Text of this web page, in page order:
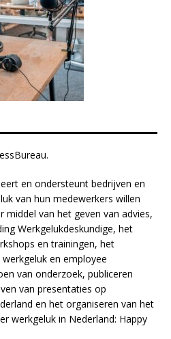
.
en ondersteunt bedrijven en
van hun medewerkers willen
van het geven van advies,
Werkgelukdeskundige, het
en trainingen, het
en employee
van onderzoek, publiceren
van presentaties op
en het organiseren van het
werkgeluk in Nederland: Happy